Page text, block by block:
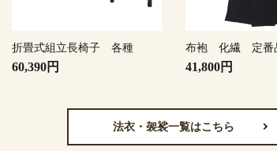
折畳式組立長椅子 各種
60,390円
布袍 化繊 定番
41,800円
法衣・袈裟一覧はこちら